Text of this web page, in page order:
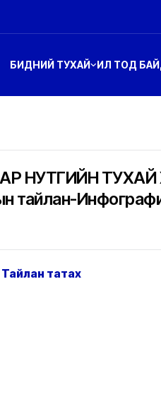
БИДНИЙ ТУХАЙ ИЛ ТОД
НУТГИЙН ТУХАЙ
тайлан-
Тайлан татах